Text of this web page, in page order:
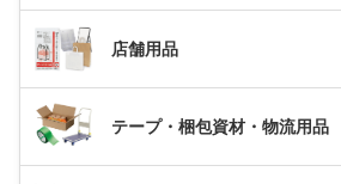
店舗用品
テープ・梱包資材・物流用品